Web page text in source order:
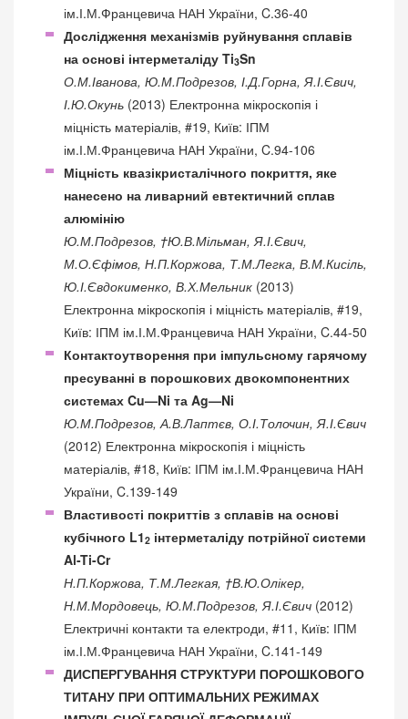
ім.І.М.Францевича НАН України, C.36-40
Дослідження механізмів руйнування сплавів
на основі інтерметаліду Ti3Sn
О.М.Іванова, Ю.М.Подрезов, І.Д.Горна, Я.І.Євич,
І.Ю.Окунь (2013) Електронна мікроскопія і
міцність матеріалів, #19, Київ: ІПМ
ім.І.М.Францевича НАН України, C.94-106
Міцність квазікристалічного покриття, яке
нанесено на ливарний евтектичний сплав
алюмінію
Ю.М.Подрезов, †Ю.В.Мільман, Я.І.Євич,
М.О.Єфімов, Н.П.Коржова, Т.М.Легка, В.М.Кисіль,
Ю.І.Євдокименко, В.Х.Мельник (2013)
Електронна мікроскопія і міцність матеріалів, #19,
Київ: ІПМ ім.І.М.Францевича НАН України, C.44-50
Контактоутворення при імпульсному гарячому
пресуванні в порошкових двокомпонентних
системах Cu—Ni та Ag—Ni
Ю.М.Подрезов, А.В.Лаптєв, О.І.Толочин, Я.І.Євич
(2012) Електронна мікроскопія і міцність
матеріалів, #18, Київ: ІПМ ім.І.М.Францевича НАН
України, C.139-149
Властивості покриттів з сплавів на основі
кубічного L12 інтерметаліду потрійної системи
Al-Ti-Cr
Н.П.Коржова, Т.М.Легкая, †В.Ю.Олікер,
Н.М.Мордовець, Ю.М.Подрезов, Я.І.Євич (2012)
Електричні контакти та електроди, #11, Київ: ІПМ
ім.І.М.Францевича НАН України, C.141-149
ДИСПЕРГУВАННЯ СТРУКТУРИ ПОРОШКОВОГО
ТИТАНУ ПРИ ОПТИМАЛЬНИХ РЕЖИМАХ